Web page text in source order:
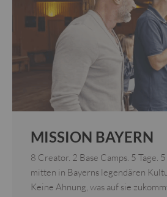
MISSION BAYERN
8 Creator. 2 Base Camps. 5 Tage.
mitten in Bayerns legendären
Keine Ahnung, was auf sie